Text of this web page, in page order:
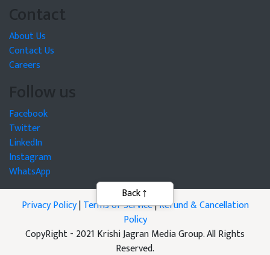
Contact
About Us
Contact Us
Careers
Follow us
Facebook
Twitter
LinkedIn
Instagram
WhatsApp
Privacy Policy|Terms of Service|Refund & Cancellation
Policy
CopyRight - 2021 Krishi Jagran Media Group. All Rights
Reserved.